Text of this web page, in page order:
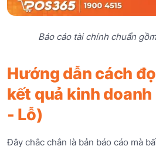
Báo cáo tài chính chuẩn
Hướng dẫn cách
kết quả kinh doanh
- Lỗ)
Đây chắc chắn là bản báo cáo mà